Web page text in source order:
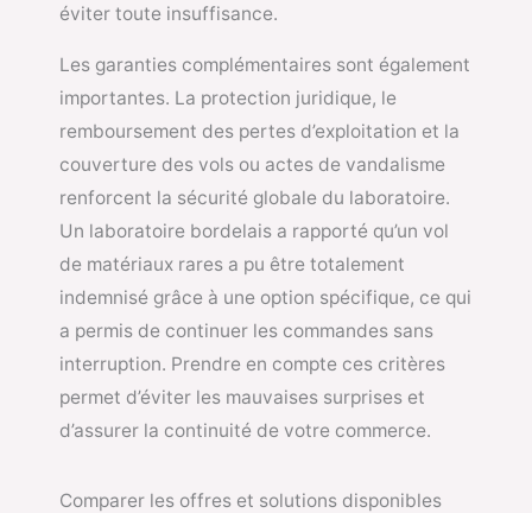
éviter toute insuffisance.
Les garanties complémentaires sont également
importantes. La protection juridique, le
remboursement des pertes d’exploitation et la
couverture des vols ou actes de vandalisme
renforcent la sécurité globale du laboratoire.
Un laboratoire bordelais a rapporté qu’un vol
de matériaux rares a pu être totalement
indemnisé grâce à une option spécifique, ce qui
a permis de continuer les commandes sans
interruption. Prendre en compte ces critères
permet d’éviter les mauvaises surprises et
d’assurer la continuité de votre commerce.
Comparer les offres et solutions disponibles